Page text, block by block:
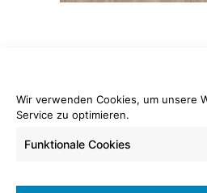
Wir verwenden Cookies, um unsere
Service zu optimieren.
Funktionale Cookies
Rollenlänge: 120,00 cm
Warenbreite: 20,00 cm